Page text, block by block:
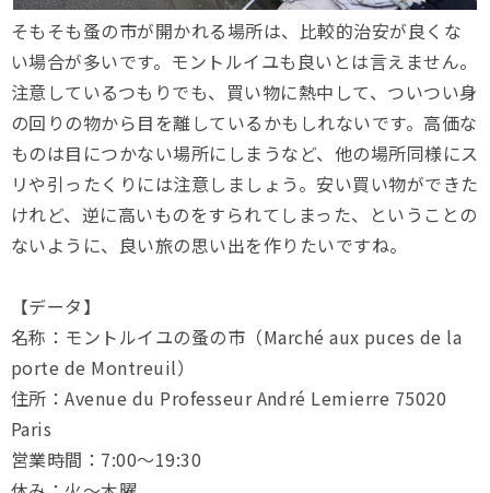
そもそも蚤の市が開かれる場所は、比較的治安が良くな
い場合が多いです。モントルイユも良いとは言えません。
注意しているつもりでも、買い物に熱中して、ついつい身
の回りの物から目を離しているかもしれないです。高価な
ものは目につかない場所にしまうなど、他の場所同様にス
リや引ったくりには注意しましょう。安い買い物ができた
けれど、逆に高いものをすられてしまった、ということの
ないように、良い旅の思い出を作りたいですね。
【データ】
名称：モントルイユの蚤の市（Marché aux puces de la
porte de Montreuil）
住所：Avenue du Professeur André Lemierre 75020
Paris
営業時間：7:00〜19:30